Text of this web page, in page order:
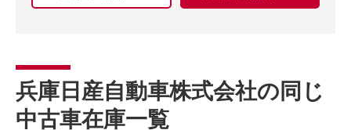
兵庫日産自動車株式会社の同じ
中古車在庫一覧